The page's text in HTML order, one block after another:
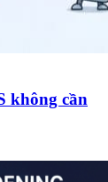
không cần